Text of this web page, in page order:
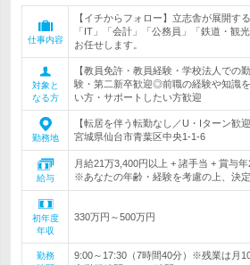
仕事内容
【イチからフォロー】立志舎が展開す
「IT」「会計」「公務員」「鉄道・観
お任せします。
対象と
なる方
【教員免許・教員経験・学校法人での
験・第二新卒歓迎◎前職の経験や知識
い方・サポートしたい方歓迎
勤務地
【転居を伴う転勤なし／U・Iターン歓
宮城県仙台市青葉区中央1-1-6
給与
月給21万3,400円以上 + 諸手当 + 賞与
※あなたの年齢・経験を考慮の上、決
初年度
年収
330万円～500万円
勤務
9:00～17:30（7時間40分）※残業は月